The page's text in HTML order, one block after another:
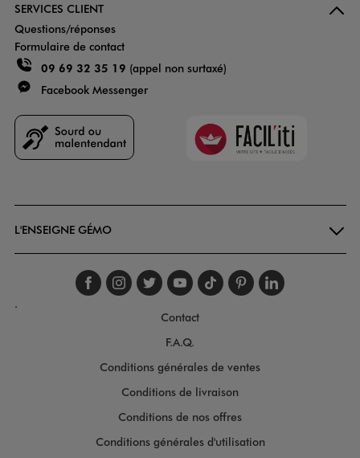
SERVICES CLIENT
Questions/réponses
Formulaire de contact
09 69 32 35 19 (appel non surtaxé)
Facebook Messenger
Faciliti
L'ENSEIGNE GÉMO
Suivez-nous sur
Suivez-nous sur
Suivez-nous sur
Suivez-nous
Suivez-nous
Suivez-
.
Contact
F.A.Q.
Conditions générales de ventes
Conditions de livraison
Conditions de nos offres
Conditions générales d'utilisation